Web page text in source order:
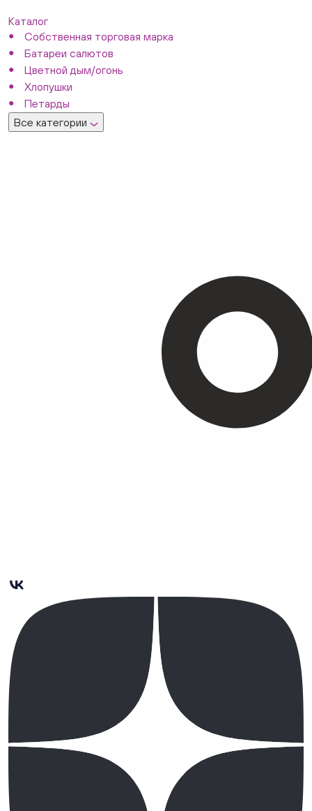
Каталог
Собственная торговая марка
Батареи салютов
Цветной дым/огонь
Хлопушки
Петарды
Все категории